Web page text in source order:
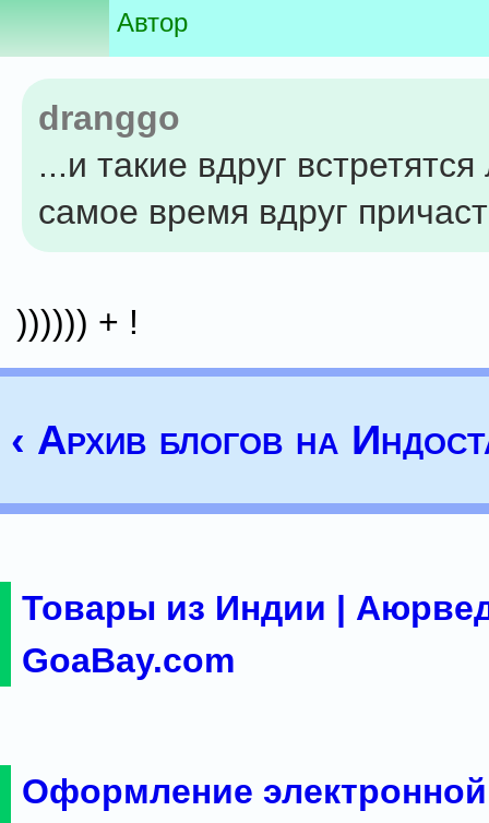
Автор
dranggo
...и такие вдруг
самое время вдруг
)))))) + !
‹ Архив блогов на
Товары из Индии |
GoaBay.com
Оформление электронной